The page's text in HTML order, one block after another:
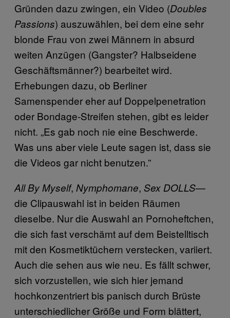
Gründen dazu zwingen, ein Video (Doubles
Passions) auszuwählen, bei dem eine sehr
blonde Frau von zwei Männern in absurd
weiten Anzügen (Gangster? Halbseidene
Geschäftsmänner?) bearbeitet wird.
Erhebungen dazu, ob Berliner
Samenspender eher auf Doppelpenetration
oder Bondage-Streifen stehen, gibt es leider
nicht. „Es gab noch nie eine Beschwerde.
Was uns aber viele Leute sagen ist, dass sie
die Videos gar nicht benutzen.”
All By Myself, Nymphomane, Sex DOLLS—
die Clipauswahl ist in beiden Räumen
dieselbe. Nur die Auswahl an Pornoheftchen,
die sich fast verschämt auf dem Beistelltisch
mit den Kosmetiktüchern verstecken, variiert.
Auch die sehen aus wie neu. Es fällt schwer,
sich vorzustellen, wie sich hier jemand
hochkonzentriert bis panisch durch Brüste
unterschiedlicher Größe und Form blättert,